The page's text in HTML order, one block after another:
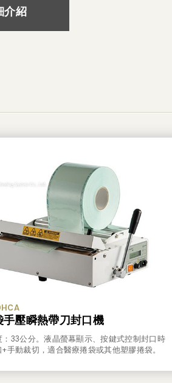
介紹
手壓瞬熱帶刀封口機
：33公分。液晶螢幕顯示、按鍵式控制封口時
手動裁切，適合醫療捲袋或其他塑膠捲袋。